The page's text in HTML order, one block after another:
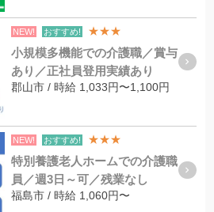
NEW! おすすめ! ★★★
小規模多機能での介護職／賞与
あり／正社員登用実績あり
郡山市 / 時給 1,033円〜1,100円
NEW! おすすめ! ★★★
特別養護老人ホームでの介護職
員／週3日～可／残業なし
福島市 / 時給 1,060円〜